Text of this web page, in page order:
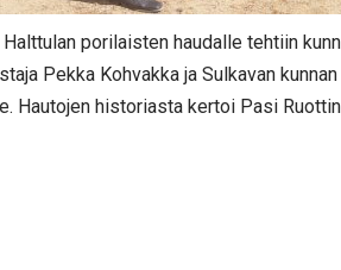
porilaisten haudalle tehtiin
Pekka Kohvakka ja Sulkavan
Hautojen historiasta kertoi Pasi